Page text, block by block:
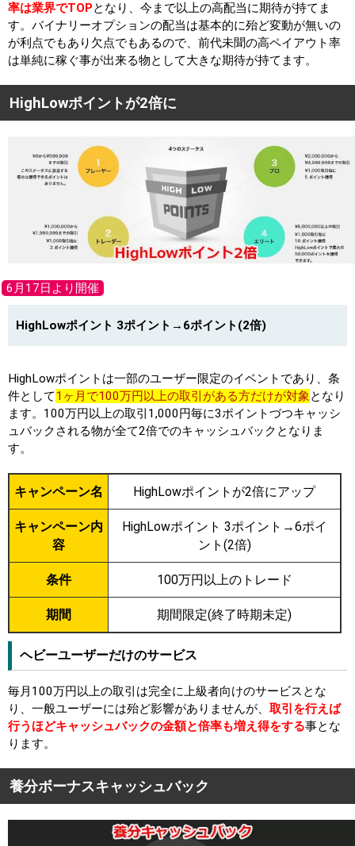
率は業界でTOPとなり、今まで以上の高配当に期待が持てま
す。バイナリーオプションの配当は基本的に殆ど変動が無いの
が利点でもあり欠点でもあるので、前代未聞の高ペイアウト率
は単純に稼ぐ事が出来る物として大きな期待が持てます。
HighLowポイントが2倍に
6月17日より開催
HighLowポイント 3ポイント→6ポイント(2倍)
HighLowポイントは一部のユーザー限定のイベントであり、条
件として1ヶ月で100万円以上の取引がある方だけが対象となり
ます。100万円以上の取引1,000円毎に3ポイントづつキャッシ
ュバックされる物が全て2倍でのキャッシュバックとなりま
す。
キャンペーン名 HighLowポイントが2倍にアップ
キャンペーン内
容
HighLowポイント 3ポイント→6ポイ
ント(2倍)
条件 100万円以上のトレード
期間 期間限定(終了時期未定)
ヘビーユーザーだけのサービス
毎月100万円以上の取引は完全に上級者向けのサービスとな
り、一般ユーザーには殆ど影響がありませんが、 取引を行えば
行うほどキャッシュバックの金額と倍率も増え得をする事とな
ります。
養分ボーナスキャッシュバック